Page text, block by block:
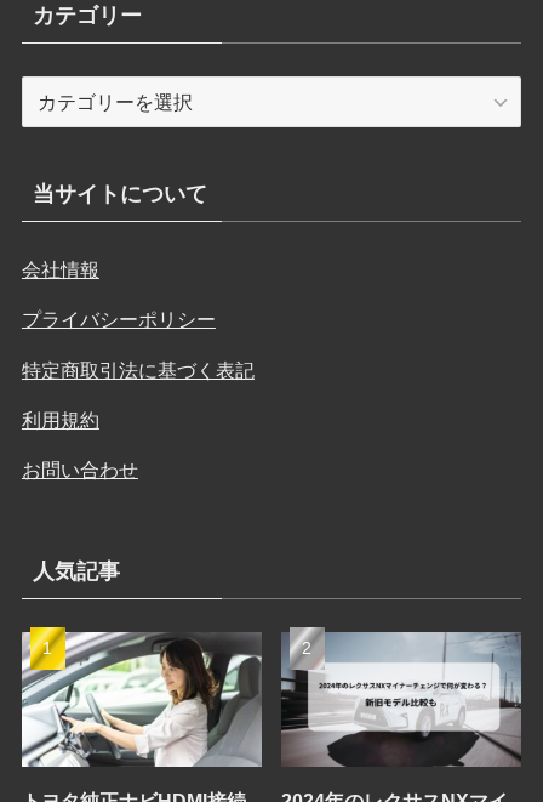
カテゴリー
テ
リ
当サイトについて
会社情報
プライバシーポリシー
特定商取引法に基づく表記
利用規約
お問い合わせ
人気記事